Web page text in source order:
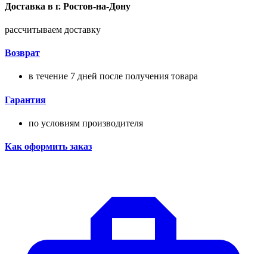
Доставка в г. Ростов-на-Дону
рассчитываем доставку
Возврат
в течение 7 дней после получения товара
Гарантия
по условиям производителя
Как оформить заказ